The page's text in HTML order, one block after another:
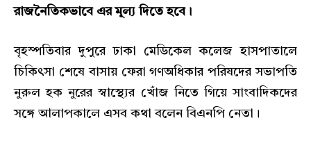
রাজনৈতিকভাবে এর মূল্য দিতে হবে।
বৃহস্পতিবার দুপুরে ঢাকা মেডিকেল কলেজ হাসপাতালে
চিকিৎসা শেষে বাসায় ফেরা গণঅধিকার পরিষদের সভাপতি
নুরুল হক নুরের স্বাস্থ্যের খোঁজ নিতে গিয়ে সাংবাদিকদের
সঙ্গে আলাপকালে এসব কথা বলেন বিএনপি নেতা।